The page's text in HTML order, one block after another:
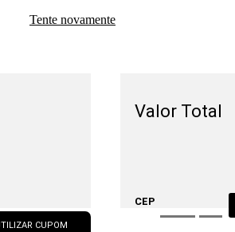
Tente novamente
CUPOM
Valor Total
CEP